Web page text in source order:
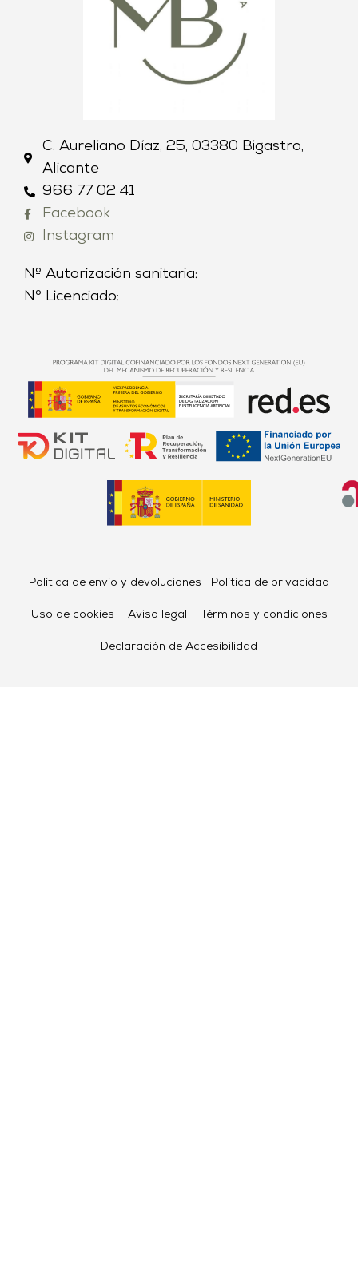
C. Aureliano Díaz, 25, 03380 Bigastro,
Alicante
966 77 02 41
Facebook
Instagram
Nº Autorización sanitaria:
Nº Licenciado:
Política de envío y devoluciones Política de privacidad
Uso de cookies Aviso legal Términos y condiciones
Declaración de Accesibilidad